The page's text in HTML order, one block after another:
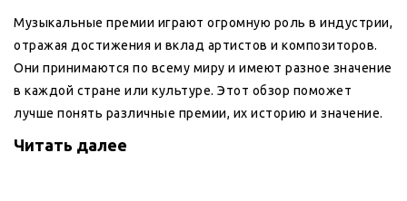
Музыкальные премии играют огромную роль в индустрии,
отражая достижения и вклад артистов и композиторов.
Они принимаются по всему миру и имеют разное значение
в каждой стране или культуре. Этот обзор поможет
лучше понять различные премии, их историю и значение.
Читать далее